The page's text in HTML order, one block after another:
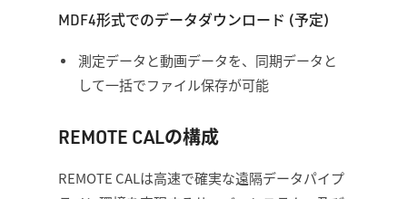
MDF4形式でのデータダウンロード (予定)
測定データと動画データを、同期データと
して一括でファイル保存が可能
REMOTE CALの構成
REMOTE CALは高速で確実な遠隔データパイプ